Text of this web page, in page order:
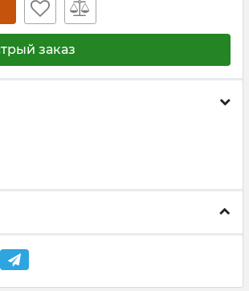
заказ